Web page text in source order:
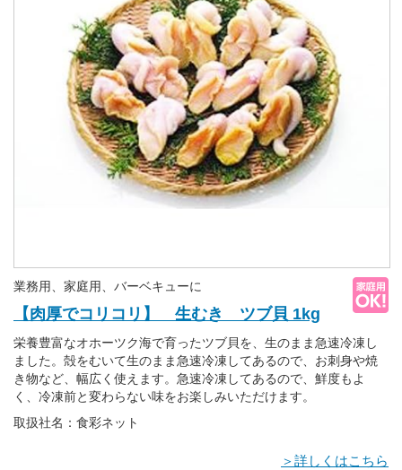
業務用、家庭用、バーベキューに
【肉厚でコリコリ】 生むき ツブ貝 1kg
栄養豊富なオホーツク海で育ったツブ貝を、生のまま急速冷凍し
ました。殻をむいて生のまま急速冷凍してあるので、お刺身や焼
き物など、幅広く使えます。急速冷凍してあるので、鮮度もよ
く、冷凍前と変わらない味をお楽しみいただけます。
取扱社名：食彩ネット
＞詳しくはこちら